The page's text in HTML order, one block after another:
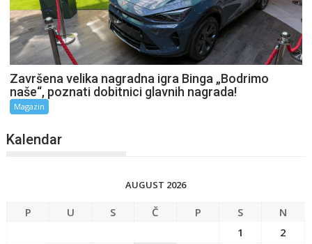
Završena velika nagradna igra Binga „Bodrimo
naše“, poznati dobitnici glavnih nagrada!
Magazin
Kalendar
AUGUST 2026
P U S Č P S
N
1
2